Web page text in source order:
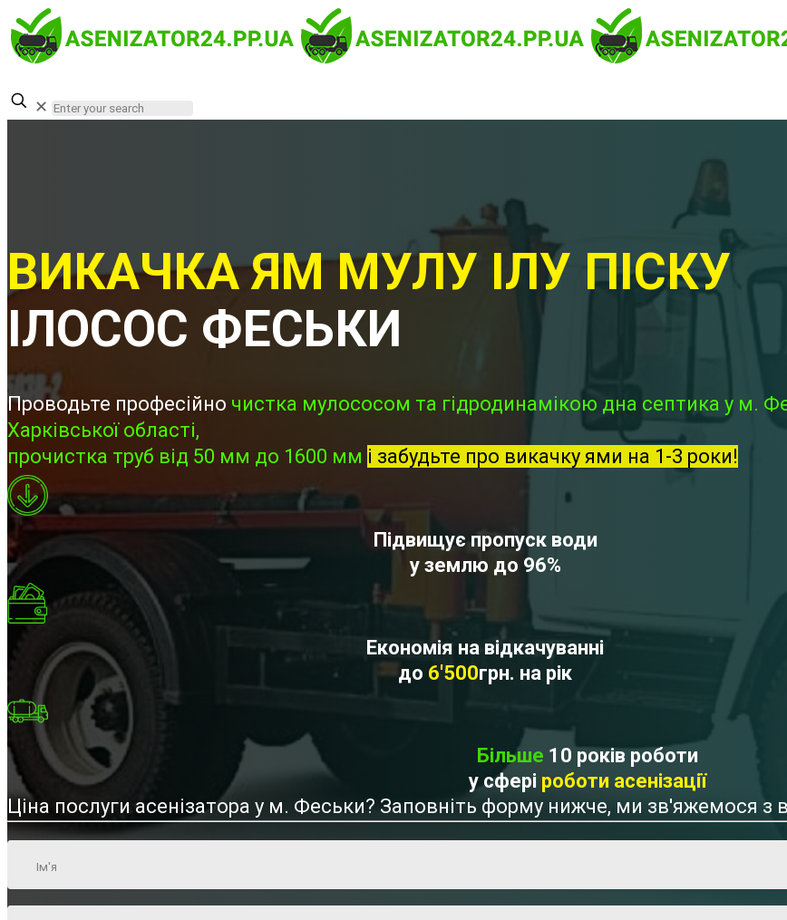
✕
ВИКАЧКА ЯМ МУЛУ ІЛУ ПІСКУ
ІЛОСОС ФЕСЬКИ
Проводьте професійно чистка мулососом та гідродинамікою дна септика у м.
Харківської області,
прочистка труб від 50 мм до 1600 мм і забудьте про викачку ями на 1-3 роки!
Підвищує пропуск води
у землю до 96%
Економія на відкачуванні
до 6'500грн. на рік
Більше 10 років роботи
у сфері роботи асенізації
Ціна послуги асенізатора у м. Феськи? Заповніть форму нижче, ми зв'яжемося